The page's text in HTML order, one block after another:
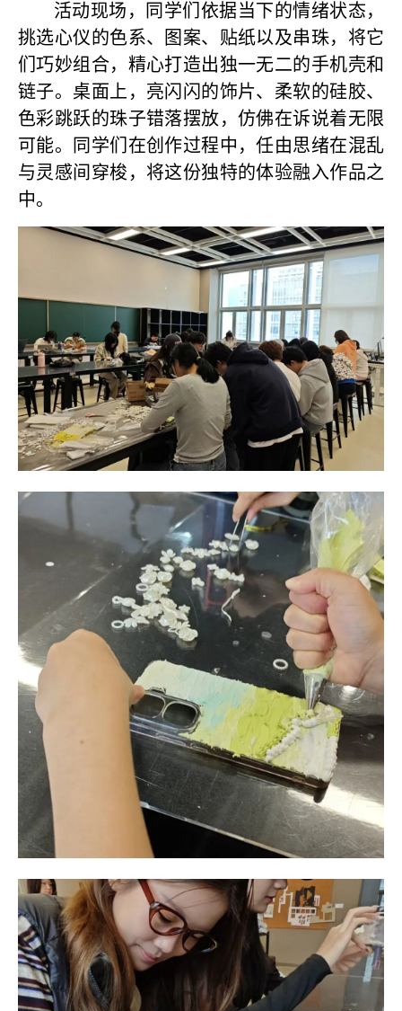
活动现场，同学们依据当下的情绪状态，
挑选心仪的色系、图案、贴纸以及串珠，将它
们巧妙组合，精心打造出独一无二的手机壳和
链子。桌面上，亮闪闪的饰片、柔软的硅胶、
色彩跳跃的珠子错落摆放，仿佛在诉说着无限
可能。同学们在创作过程中，任由思绪在混乱
与灵感间穿梭，将这份独特的体验融入作品之
中。